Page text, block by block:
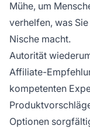
Mühe, um
verhelfen, was
Nische macht.
Autorität
Affiliate-
kompetenten
Optionen